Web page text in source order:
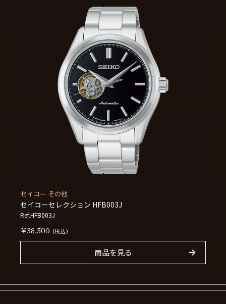
セイコー その他
セイコーセレクション HFB003J
Ref.HFB003J
￥38,500 (税込)
商品を見る